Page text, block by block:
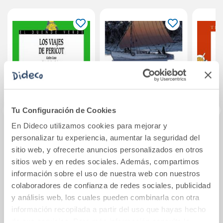
Tu Configuración de Cookies
En Dideco utilizamos cookies para mejorar y
personalizar tu experiencia, aumentar la seguridad del
sitio web, y ofrecerte anuncios personalizados en otros
sitios web y en redes sociales. Además, compartimos
información sobre el uso de nuestra web con nuestros
colaboradores de confianza de redes sociales, publicidad
y análisis web, los cuales pueden combinarla con otra
información recopilada a partir del uso que hayas hecho
Los viajes de
Pericot
10,95€
Comprar
El secreto del gran
río
12,60€
Comprar